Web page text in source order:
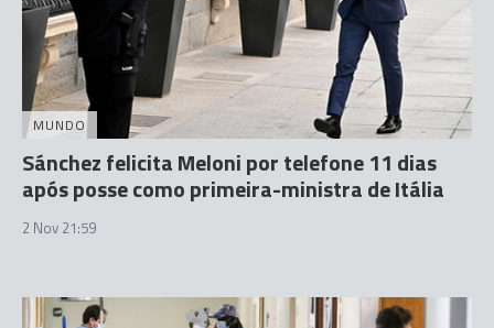
MUNDO
Sánchez felicita Meloni por telefone 11 dias
após posse como primeira-ministra de Itália
2 Nov 21:59